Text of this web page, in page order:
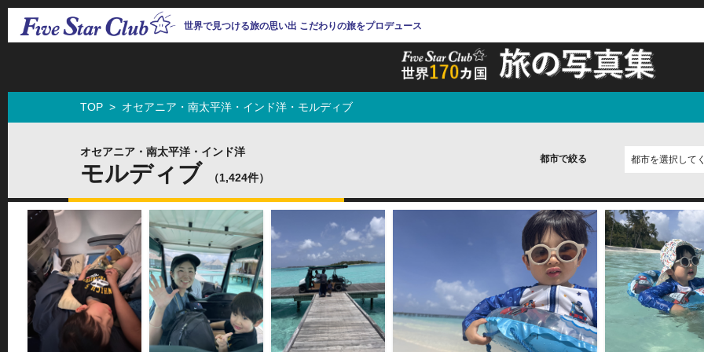
世界で見つける旅の思い出 こだわりの旅をプロデュース
TOP > オセアニア・南太平洋・インド洋・モルディブ
オセアニア・南太平洋・インド洋
モルディブ （1,424件）
都市で絞る